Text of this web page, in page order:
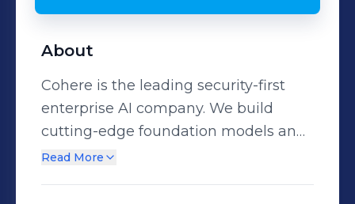
About
Cohere is the leading security-first
enterprise AI company. We build
cutting-edge foundation models and
end-to-end AI products designed to
Read More